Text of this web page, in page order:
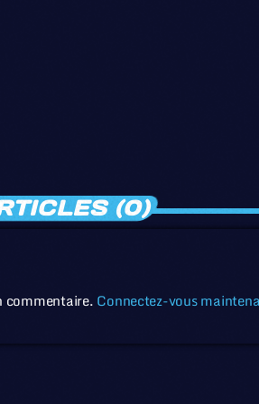
(0)
commentaire. Connectez-vous